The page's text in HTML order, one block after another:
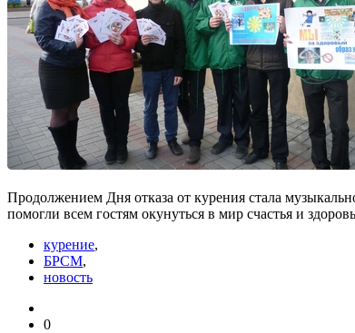
Продолжением Дня отказа от курения стала
помогли всем гостям окунуться в мир счастья и
курение,
БРСМ,
новость
0